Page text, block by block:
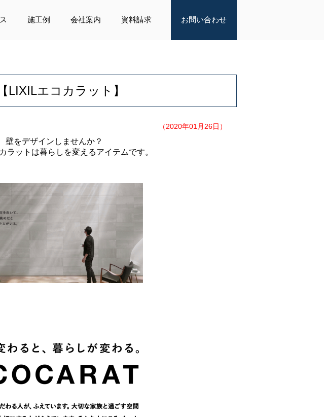
施工例 会社案内 資料請求 お問い合わせ
LIXILエコカラット】
（2020年01月26日）
壁をデザインしませんか？
ラットは暮らしを変えるアイテムです。